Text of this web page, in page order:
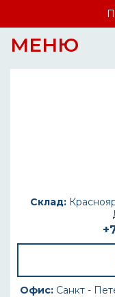
МЕНЮ
Склад:
Офис: Санкт -